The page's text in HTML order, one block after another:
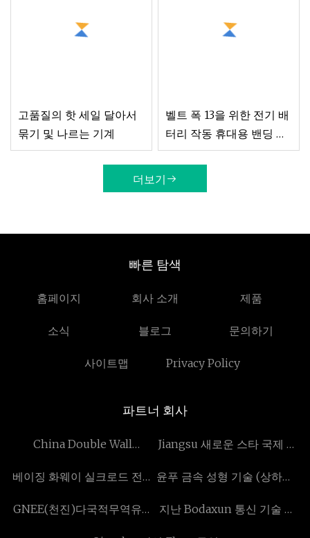
고품질의 핫 세일 달아서
묶기 및 나르는 기계
벨트 폭 13을 위한 전기 배
터리 작동 휴대용 밴딩 기
계
더보기
빠른 탐색
홈페이지 회사 소개 제품
소식 블로그 문의하기
사이트맵 Privacy Policy
파트너 회사
China Double Wall
Bottle manufacturers
Jiangsu 새로운 스타 국제 무
베이징 화웨이 실크로드 전자 윤푸 금속 성형 기술 (상하이)
GNEE(천진)다국적무역유한
지난 Bodaxun 통신 기술 유